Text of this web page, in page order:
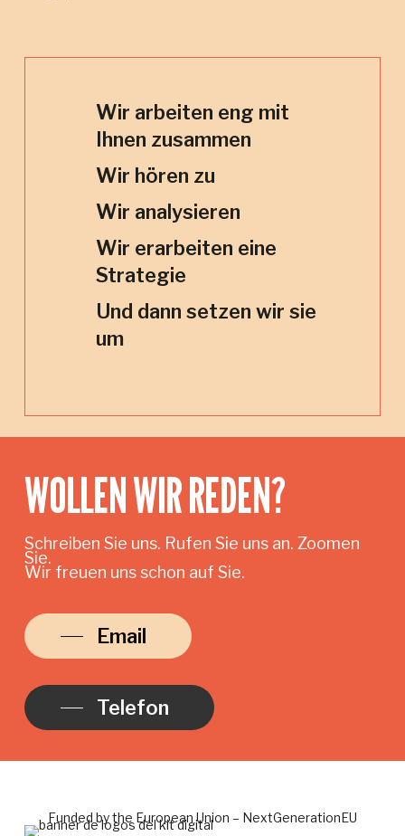
Wir arbeiten eng mit
Ihnen zusammen
Wir hören zu
Wir analysieren
Wir erarbeiten eine
Strategie
Und dann setzen wir sie
um
WOLLEN WIR REDEN?
Schreiben Sie uns. Rufen Sie uns an. Zoomen
Sie.
Wir freuen uns schon auf Sie.
Email
Telefon
Funded by the European Union – NextGenerationEU